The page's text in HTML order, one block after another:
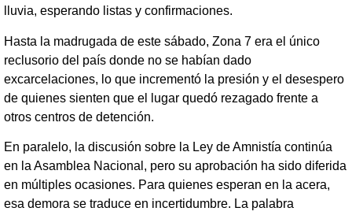
lluvia, esperando listas y confirmaciones.
Hasta la madrugada de este sábado, Zona 7 era el único
reclusorio del país donde no se habían dado
excarcelaciones, lo que incrementó la presión y el desespero
de quienes sienten que el lugar quedó rezagado frente a
otros centros de detención.
En paralelo, la discusión sobre la Ley de Amnistía continúa
en la Asamblea Nacional, pero su aprobación ha sido diferida
en múltiples ocasiones. Para quienes esperan en la acera,
esa demora se traduce en incertidumbre. La palabra